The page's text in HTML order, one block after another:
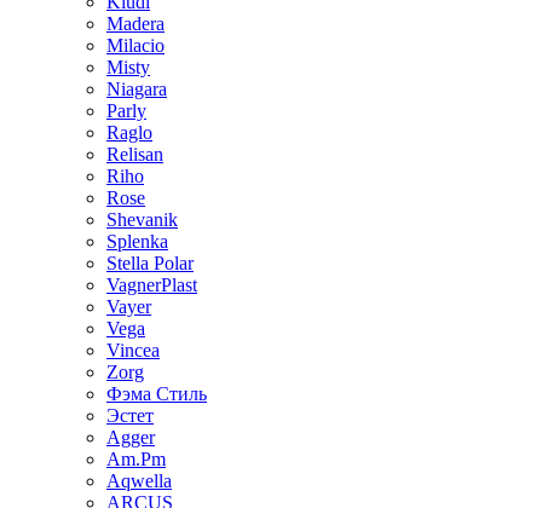
Madera
Milacio
Misty
Niagara
Parly
Raglo
Relisan
Riho
Rose
Shevanik
Splenka
Stella Polar
VagnerPlast
Vayer
Vega
Vincea
Zorg
Фэма Стиль
Эстет
Agger
Am.Pm
Aqwella
ARCUS